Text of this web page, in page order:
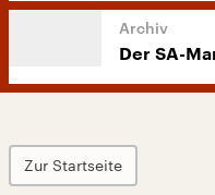
Der SA-
Zur Startseite